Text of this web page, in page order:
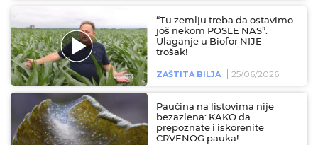
“Tu zemlju treba da ostavimo
još nekom POSLE NAS”.
Ulaganje u Biofor NIJE
trošak!
ZAŠTITA BILJA 25/06/2026
Paučina na listovima nije
bezazlena: KAKO da
prepoznate i iskorenite
CRVENOG pauka!